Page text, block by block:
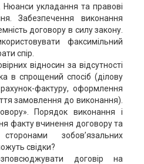
Нюанси укладання та правові
Забезпечення виконання
договору в силу закону.
факсимільний
спір.
відносин за відсутності
в спрощений спосіб (ділову
фактуру, оформлення
замовлення до виконання).
Порядок виконання і
факту вчинення договору та
зобов’язальних
свідки?
договір на